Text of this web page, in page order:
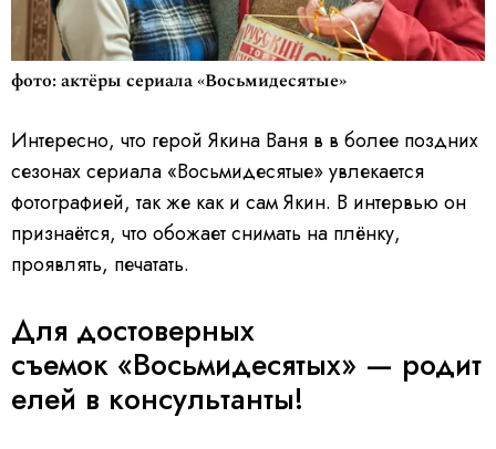
фото: актёры сериала «Восьмидесятые»
Интересно, что герой Якина Ваня в в более поздних
сезонах сериала «Восьмидесятые» увлекается
фотографией, так же как и сам Якин. В интервью он
признаётся, что обожает снимать на плёнку,
проявлять, печатать.
Для достоверных
съемок «Восьмидесятых» — родит
елей в консультанты!